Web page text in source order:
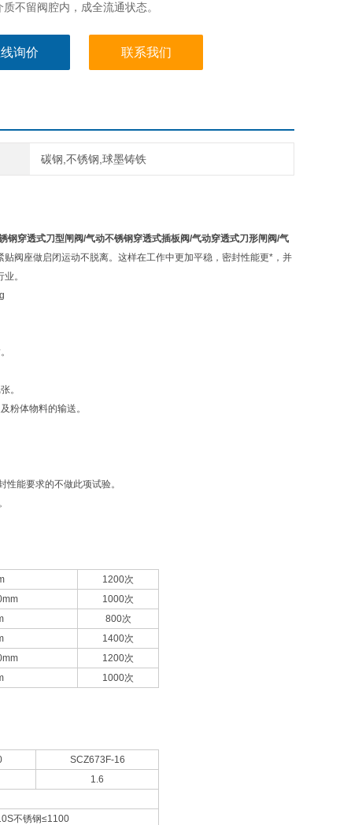
不留阀腔内，成全流通状态。
询价 联系我们
碳钢,不锈钢,球墨铸铁
钢穿透式刀型闸阀/气动不锈钢穿透式插板阀/气动穿透式刀形闸阀/气
阀座做启闭运动不脱离。这样在工作中更加平稳，密封性能更*，并
。
。
粉体物料的输送。
能要求的不做此项试验。
1200次
1000次
800次
1400次
1200次
1000次
SCZ673F-16
1.6
不锈钢≤1100